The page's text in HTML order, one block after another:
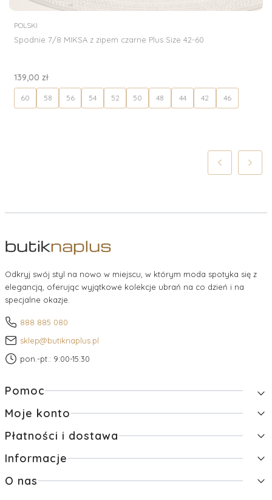
PRODUCENT
POLSKI
Spodnie 7/8 MIKSA z zipem czarne Plus Size 42-60
Cena
139,00 zł
60 58 56 54 52 50 48 44 42 46
Odkryj swój styl na nowo w miejscu, w którym moda spotyka się z
elegancją, oferując wyjątkowe kolekcje ubrań na co dzień i na
specjalne okazje.
888 885 080
sklep@butiknaplus.pl
pon.-pt.: 9:00-15:30
Linki w stopce
Pomoc
Zwroty i reklamacje
Regulamin
Raty
Moje konto
Twoje zamówienia
Przechowalnia
Płatności i dostawa
Formy płatności
Czas realizacji zamówienia
Informacje
Polityka prywatności
O nas